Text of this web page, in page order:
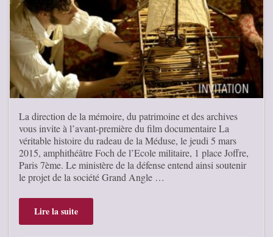
La direction de la mémoire, du patrimoine et des archives
vous invite à l’avant-première du film documentaire La
véritable histoire du radeau de la Méduse, le jeudi 5 mars
2015, amphithéâtre Foch de l’Ecole militaire, 1 place Joffre,
Paris 7ème. Le ministère de la défense entend ainsi soutenir
le projet de la société Grand Angle …
Lire la suite